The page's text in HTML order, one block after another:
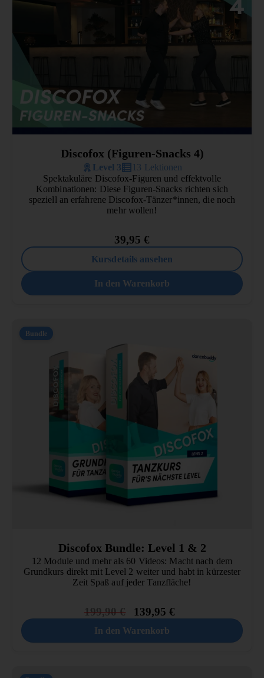
Discofox (Figuren-Snacks 4)
Level 3
13 Lektionen
Spektakuläre Discofox-Figuren und effektvolle
Kombinationen: Diese Figuren-Snacks richten sich
speziell an erfahrene Discofox-Tänzer*innen, die noch
mehr wollen!
39,95€
Kursdetails ansehen
In den Warenkorb
Bundle
Discofox Bundle: Level 1 & 2
12 Module und mehr als 60 Videos: Macht nach dem
Grundkurs direkt mit Level 2 weiter und habt in kürzester
Zeit Spaß auf jeder Tanzfläche!
199,90€ 139,95€
In den Warenkorb